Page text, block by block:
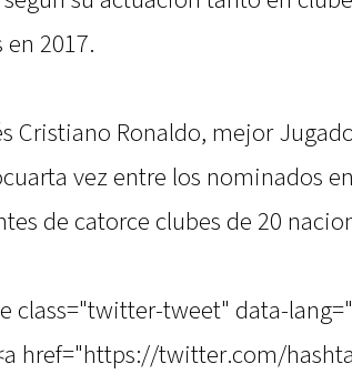
2017.
Cristiano Ronaldo, mejor
vez entre los nominados
de catorce clubes de 20
class="twitter-tweet" data-
href="https://twitter.com/